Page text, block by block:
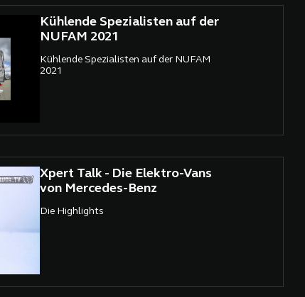
Kühlende Spezialisten auf der
NUFAM 2021
Kühlende Spezialisten auf der NUFAM
2021
Xpert Talk - Die Elektro-Vans
von Mercedes-Benz
Die Highlights